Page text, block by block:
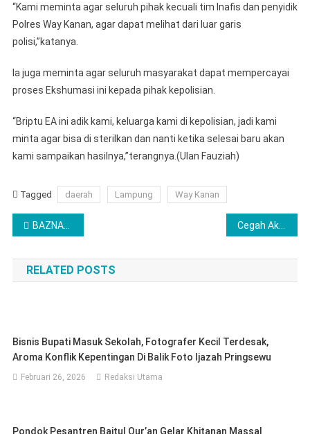
“Kami meminta agar seluruh pihak kecuali tim Inafis dan penyidik
Polres Way Kanan, agar dapat melihat dari luar garis
polisi,”katanya.
Ia juga meminta agar seluruh masyarakat dapat mempercayai
proses Ekshumasi ini kepada pihak kepolisian.
“Briptu EA ini adik kami, keluarga kami di kepolisian, jadi kami
minta agar bisa di sterilkan dan nanti ketika selesai baru akan
kami sampaikan hasilnya,”terangnya.(Ulan Fauziah)
Tagged daerah Lampung Way Kanan
Navigasi
pos
BAZNAS Way Kanan Salurkan 2.350 Paket Sembako
RELATED POSTS
Bisnis Bupati Masuk Sekolah, Fotografer Kecil Terdesak,
Aroma Konflik Kepentingan Di Balik Foto Ijazah Pringsewu
Februari 26, 2026 Redaksi Utama
Pondok Pesantren Baitul Qur’an Gelar Khitanan Massal